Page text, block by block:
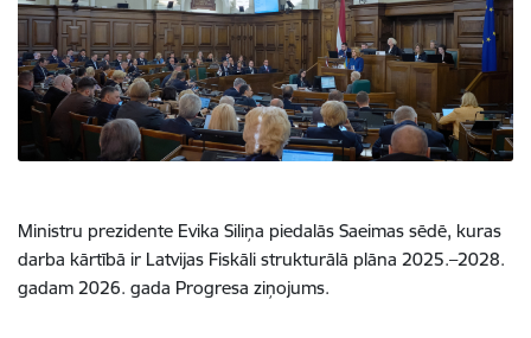
Ministru prezidente Evika Siliņa piedalās Saeimas sēdē, kuras
darba kārtībā ir Latvijas Fiskāli strukturālā plāna 2025.–2028.
gadam 2026. gada Progresa ziņojums.